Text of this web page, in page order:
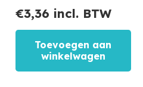
€3,36 incl. BTW
Toevoegen aan
winkelwagen